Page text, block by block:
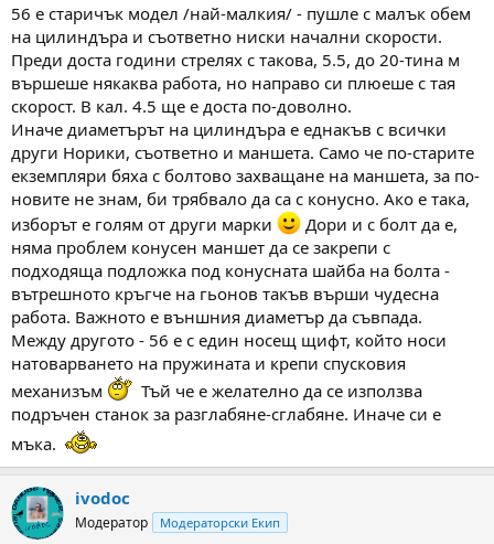
56 е старичък модел /най-малкия/ - пушле с малък обем
на цилиндъра и съответно ниски начални скорости.
Преди доста години стрелях с такова, 5.5, до 20-тина м
вършеше някаква работа, но направо си плюеше с тая
скорост. В кал. 4.5 ще е доста по-доволно.
Иначе диаметърът на цилиндъра е еднакъв с всички
други Норики, съответно и маншета. Само че по-старите
екземпляри бяха с болтово захващане на маншета, за по-
новите не знам, би трябвало да са с конусно. Ако е така,
изборът е голям от други марки
Дори и с болт да е,
няма проблем конусен маншет да се закрепи с
подходяща подложка под конусната шайба на болта -
вътрешното кръгче на гьонов такъв върши чудесна
работа. Важното е външния диаметър да съвпада.
Между другото - 56 е с един носещ щифт, който носи
натоварването на пружината и крепи спусковия
механизъм
Тъй че е желателно да се използва
подръчен станок за разглабяне-сглабяне. Иначе си е
мъка.
ivodoc
Модератор Модераторски Екип